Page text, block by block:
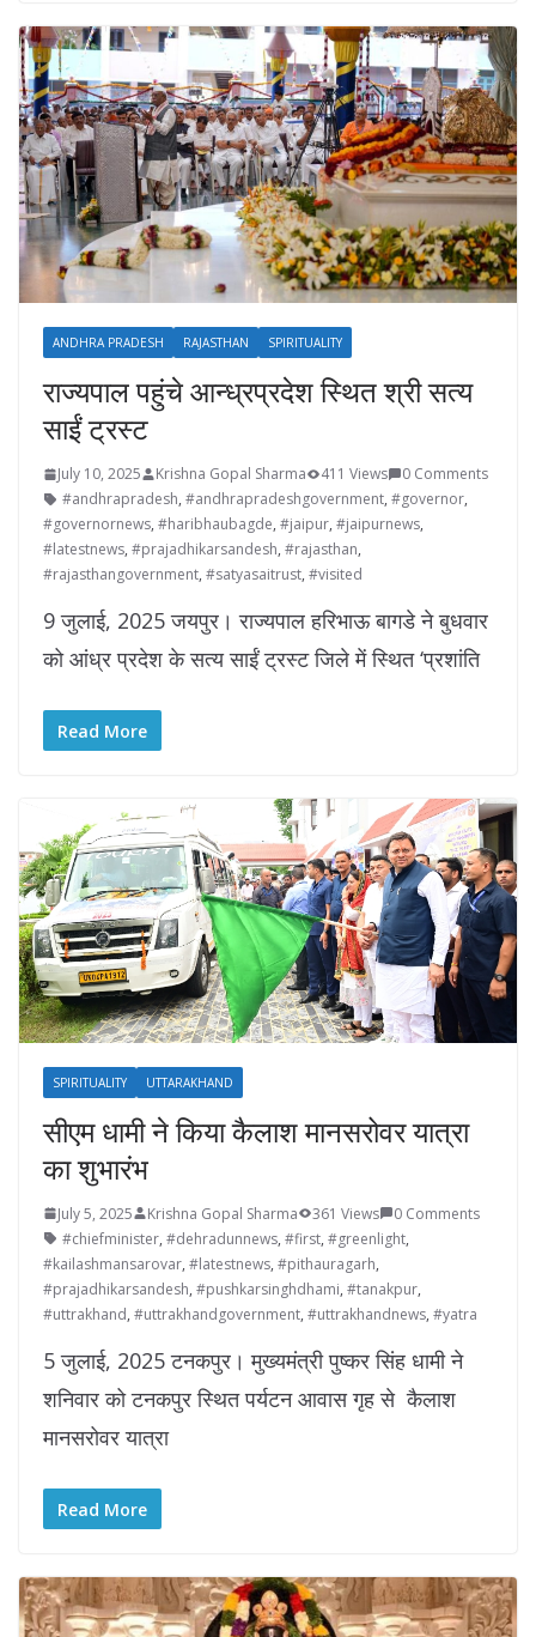
ANDHRA PRADESH RAJASTHAN SPIRITUALITY
राज्यपाल पहुंचे आन्ध्रप्रदेश स्थित श्री सत्य
साईं ट्रस्ट
July 10, 2025 Krishna Gopal Sharma 411 Views
0 Comments
#andhrapradesh, #andhrapradeshgovernment, #governor,
#governornews, #haribhaubagde, #jaipur, #jaipurnews,
#latestnews, #prajadhikarsandesh, #rajasthan,
#rajasthangovernment, #satyasaitrust, #visited
9 जुलाई, 2025 जयपुर। राज्यपाल हरिभाऊ बागडे ने बुधवार
को आंध्र प्रदेश के सत्य साईं ट्रस्ट जिले में स्थित ‘प्रशांति
Read More
SPIRITUALITY UTTARAKHAND
सीएम धामी ने किया कैलाश मानसरोवर यात्रा
का शुभारंभ
July 5, 2025 Krishna Gopal Sharma 361 Views
0 Comments
#chiefminister, #dehradunnews, #first, #greenlight,
#kailashmansarovar, #latestnews, #pithauragarh,
#prajadhikarsandesh, #pushkarsinghdhami, #tanakpur,
#uttrakhand, #uttrakhandgovernment, #uttrakhandnews, #yatra
5 जुलाई, 2025 टनकपुर। मुख्यमंत्री पुष्कर सिंह धामी ने
शनिवार को टनकपुर स्थित पर्यटन आवास गृह से कैलाश
मानसरोवर यात्रा
Read More